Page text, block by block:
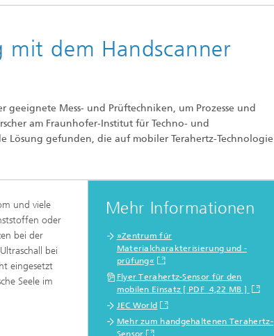
Biosensorik und Medizingeräte
Mitarbeitende
dem Handscanner
Mess- und Prüftechniken, um Prozesse und
am Fraunhofer-Institut für Techno- und
Lösung gefunden, die auf mobiler Terahertz-Technologie
und viele
oder
bei der
bei
eingesetzt
Seele im
Mehr Informationen
»Zentrum für
Materialcharakterisierung und -
prüfung«
Flyer Terahertz-Sensor für den
mobilen Einsatz [ PDF 4,22 MB ]
JEC World
Mehr zum handgehaltenen Terahertz-
Sensor